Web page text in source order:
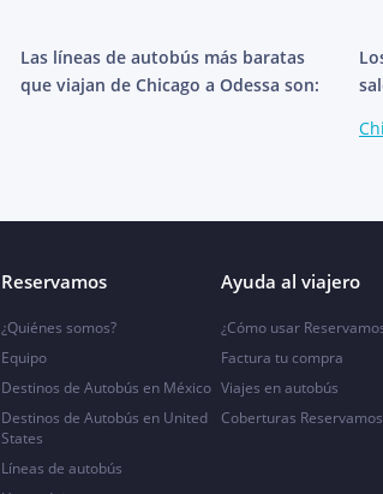
Las líneas de autobús más baratas
que viajan de Chicago a Odessa son:
Reservamos
¿Quiénes somos?
Equipo
Destinos de Autobús en México
Destinos de Autobús en United
States
Líneas de autobús
Ayuda al viajero
¿Cómo usar
Factura tu compra
Viajes en autobús
Coberturas Reservamos